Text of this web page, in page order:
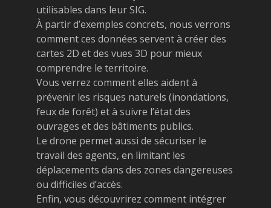
utilisables dans leur SIG.
À partir d’exemples concrets, nous verrons
comment ces données servent à créer des
cartes 2D et des vues 3D pour mieux
comprendre le territoire.
Vous verrez comment elles aident à
prévenir les risques naturels (inondations,
feux de forêt) et à suivre l’état des
ouvrages et des bâtiments publics.
Le drone permet aussi de sécuriser le
travail des agents, en limitant les
déplacements dans des zones dangereuses
ou difficiles d’accès.
Enfin, vous découvrirez comment intégrer